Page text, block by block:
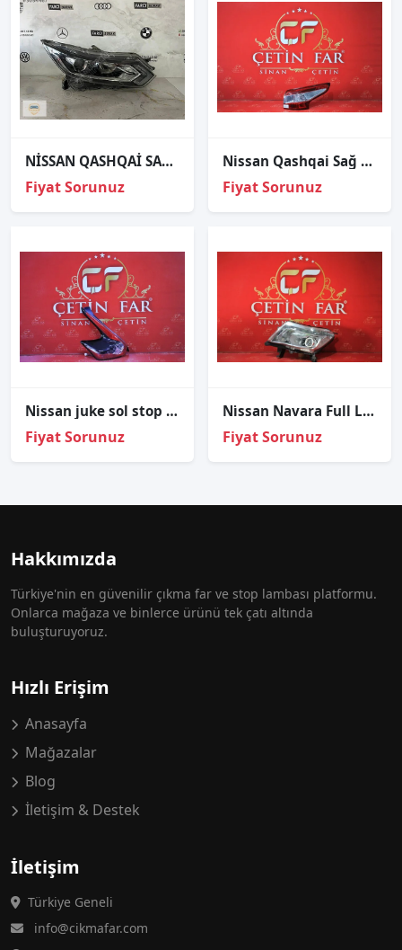
NİSSAN QASHQAİ SAĞ FAR ORJİNAL
Fiyat Sorunuz
Nissan Qashqai Sağ Diş Stop Sıfır Ithal
Fiyat Sorunuz
Ni̇ssan juke sol stop sıfır i̇thal 26555-bv80a
Fiyat Sorunuz
Ni̇ssan Navara Full Led Sol Far
Fiyat Sorunuz
Hakkımızda
Türkiye'nin en güvenilir çıkma far ve stop lambası platformu.
Onlarca mağaza ve binlerce ürünü tek çatı altında
buluşturuyoruz.
Hızlı Erişim
Anasayfa
Mağazalar
Blog
İletişim & Destek
İletişim
Türkiye Geneli
info@cikmafar.com